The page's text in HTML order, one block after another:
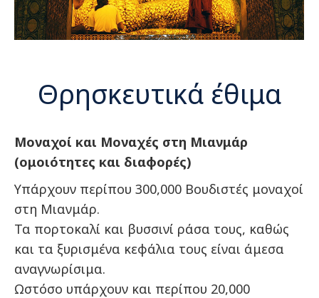
Θρησκευτικά έθιμα
Μοναχοί και Μοναχές στη Μιανμάρ
(ομοιότητες και διαφορές)
Υπάρχουν περίπου 300,000 Βουδιστές μοναχοί
στη Μιανμάρ.
Τα πορτοκαλί και βυσσινί ράσα τους, καθώς
και τα ξυρισμένα κεφάλια τους είναι άμεσα
αναγνωρίσιμα.
Ωστόσο υπάρχουν και περίπου 20,000